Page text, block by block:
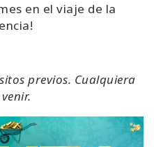
en el viaje de la
previos. Cualquiera